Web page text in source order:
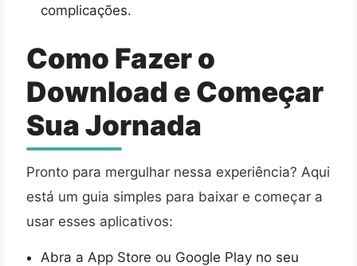
complicações.
Como Fazer o
Download e Começar
Sua Jornada
Pronto para mergulhar nessa experiência? Aqui
está um guia simples para baixar e começar a
usar esses aplicativos:
Abra a App Store ou Google Play no seu